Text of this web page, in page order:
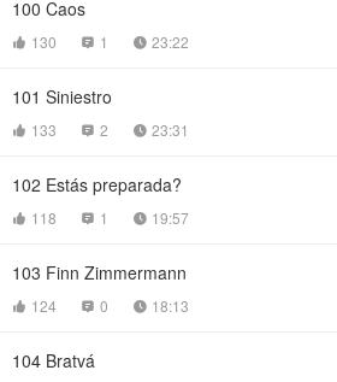
100 Caos
 130  1  23:22
101 Siniestro
 133  2  23:31
102 Estás preparada?
 118  1  19:57
103 Finn Zimmermann
 124  0  18:13
104 Bratvá